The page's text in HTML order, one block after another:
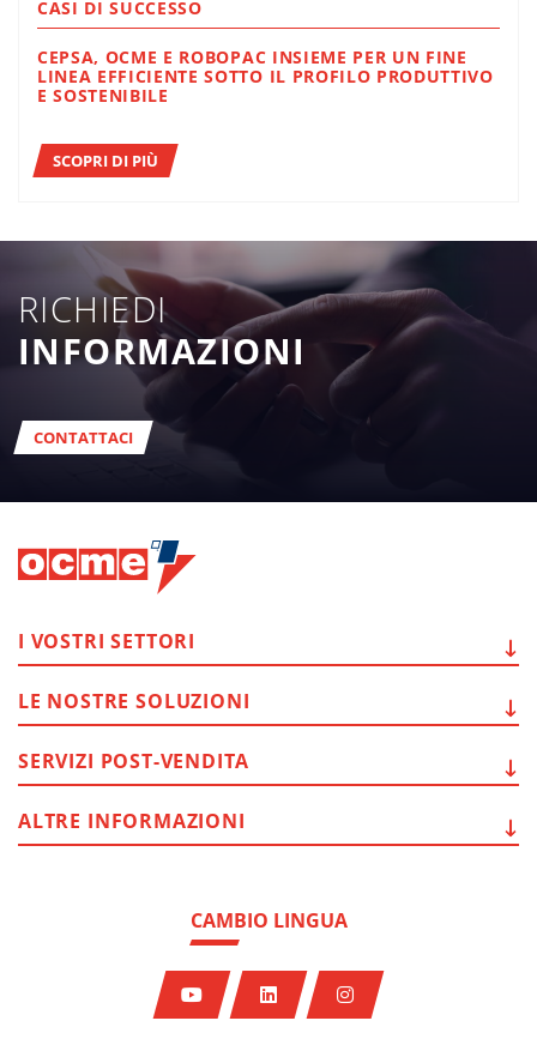
CASI DI SUCCESSO
CEPSA, OCME E ROBOPAC INSIEME PER UN FINE
LINEA EFFICIENTE SOTTO IL PROFILO PRODUTTIVO
E SOSTENIBILE
SCOPRI DI PIÙ
RICHIEDI
INFORMAZIONI
CONTATTACI
CAMBIO LINGUA
I VOSTRI SETTORI
LE NOSTRE SOLUZIONI
SERVIZI POST-VENDITA
ALTRE INFORMAZIONI